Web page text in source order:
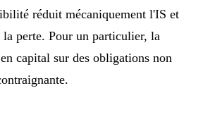
réduit mécaniquement l'IS et
perte. Pour un particulier, la
capital sur des obligations non